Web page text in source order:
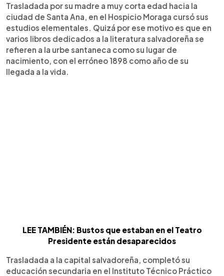
Trasladada por su madre a muy corta edad hacia la
ciudad de Santa Ana, en el Hospicio Moraga cursó sus
estudios elementales. Quizá por ese motivo es que en
varios libros dedicados a la literatura salvadoreña se
refieren a la urbe santaneca como su lugar de
nacimiento, con el erróneo 1898 como año de su
llegada a la vida.
LEE TAMBIÉN: Bustos que estaban en el Teatro
Presidente están desaparecidos
Trasladada a la capital salvadoreña, completó su
educación secundaria en el Instituto Técnico Práctico